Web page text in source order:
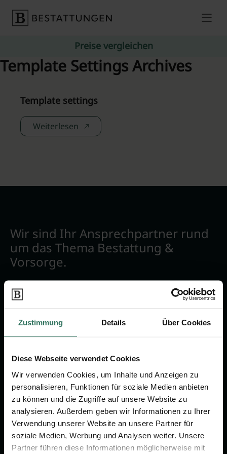
Zustimmung Details Über Cookies
Diese Webseite verwendet Cookies
Wir verwenden Cookies, um Inhalte und Anzeigen zu
personalisieren, Funktionen für soziale Medien anbieten
zu können und die Zugriffe auf unsere Website zu
analysieren. Außerdem geben wir Informationen zu Ihrer
Verwendung unserer Website an unsere Partner für
soziale Medien, Werbung und Analysen weiter. Unsere
Partner führen diese Informationen möglicherweise mit
Preise vergleichen
Template Settings Archives
Template settings
Weiterlesen
Wir sind Ihr Ansprechpartner rund
um das Thema Bestattung &
Vorsorge.
Verzeichnis
KONTAKTIEREN SIE UNS